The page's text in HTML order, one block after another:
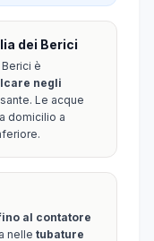
dei Berici
è
negli
Le acque
domicilio a
al contatore
nelle tubature